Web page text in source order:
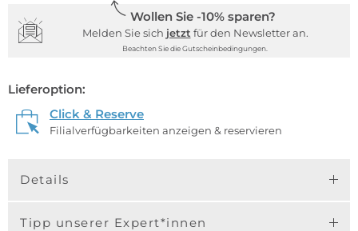
Wollen Sie -10% sparen?
Melden Sie sich jetzt für den Newsletter an.
Beachten Sie die Gutscheinbedingungen.
Lieferoption:
Click & Reserve
Filialverfügbarkeiten anzeigen & reservieren
Details
Tipp unserer Expert*innen